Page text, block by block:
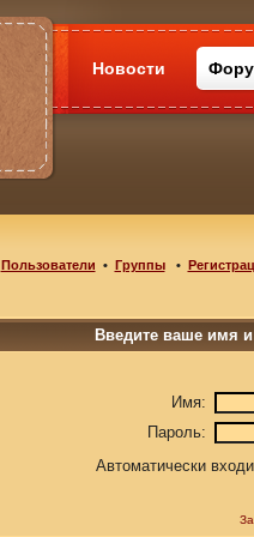
Новости
Пользователи • Группы•
Введите ваше имя
Имя:
Пароль:
Автоматически